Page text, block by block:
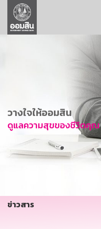
ลูกค้าธุรกิจ
ลูกค้าผู้ประกอบรายย่อย
การพัฒนาที่ยั่งยืน
ข่าวสาร
บริการทางการเงิน
อื่นๆ
วางใจให้ออมสิน
ดูแลความสุขของชีวิตคุณ
ข่าวสาร